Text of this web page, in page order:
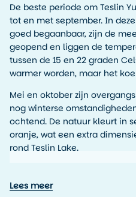
De beste periode om Teslin
tot en met september. In
goed begaanbaar, zijn de
geopend en liggen de
tussen de 15 en 22 graden
warmer worden, maar het
Mei en oktober zijn
nog winterse
ochtend. De natuur kleurt in
oranje, wat een extra
rond Teslin Lake.
Temperaturen kunnen dalen
Lees meer